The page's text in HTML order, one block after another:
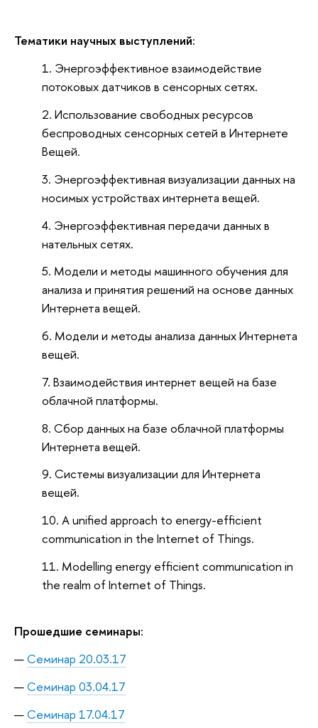
Тематики научных выступлений:
Энергоэффективное взаимодействие
потоковых датчиков в сенсорных сетях.
Использование свободных ресурсов
беспроводных сенсорных сетей в Интернете
Вещей.
Энергоэффективная визуализации данных на
носимых устройствах интернета вещей.
Энергоэффективная передачи данных в
нательных сетях.
Модели и методы машинного обучения для
анализа и принятия решений на основе данных
Интернета вещей.
Модели и методы анализа данных Интернета
вещей.
Взаимодействия интернет вещей на базе
облачной платформы.
Сбор данных на базе облачной платформы
Интернета вещей.
Системы визуализации для Интернета
вещей.
A unified approach to energy-efficient
communication in the Internet of Things.
Modelling energy efficient communication in
the realm of Internet of Things.
Прошедшие семинары:
Семинар 20.03.17
Семинар 03.04.17
Семинар 17.04.17